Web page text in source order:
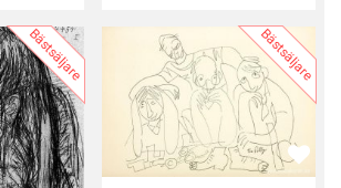
Bästsäljare Bästsäljare